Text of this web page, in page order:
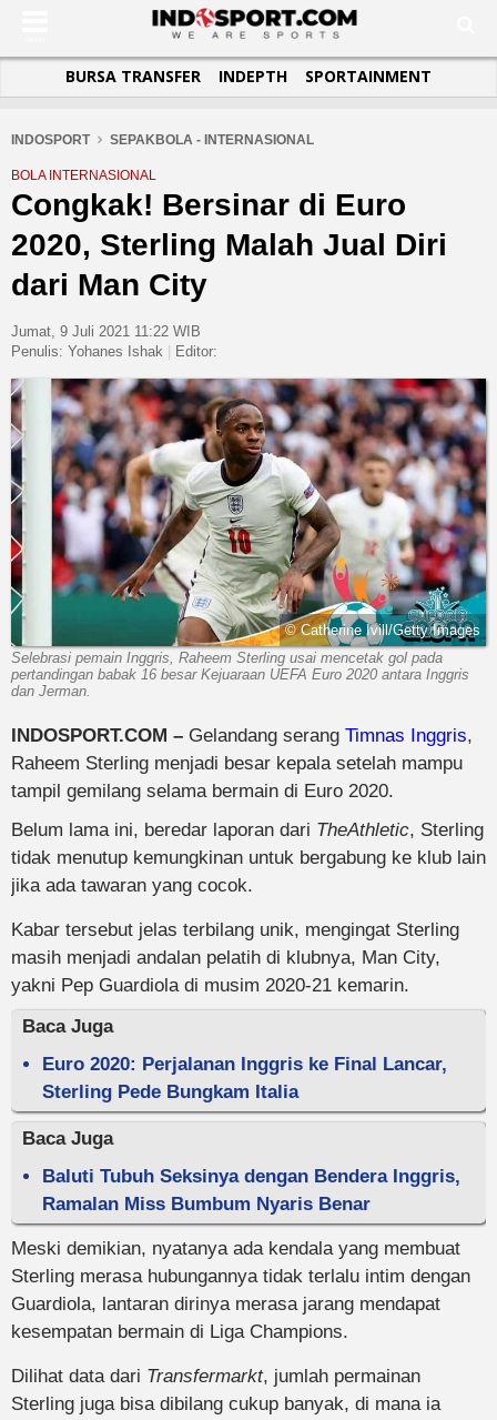
SEPAKBOLA
LIGA ITALIA
LIGA CHAMPIONS
LIGA EROPA
LIGA INGGRIS
SPORTAINMENT
OTOMOTIF
OTOMANIA
BASKET
OLIMPIK
JADWAL
TOPIK HARI INI
INFOGRAFIS
GALERI FOTO
TEMPAT OLAHRAGA
INSTASPORT
PASUKAN SEHAT
KOMUNITAS SEHAT
BURSA TRANSFER INDEPTH SPORTAINMENT
INDOSPORT SEPAKBOLA - INTERNASIONAL
BOLA INTERNASIONAL
Congkak! Bersinar di Euro
2020, Sterling Malah Jual Diri
dari Man City
Jumat, 9 Juli 2021 11:22 WIB
Penulis: Yohanes Ishak Editor:
© Catherine Ivill/Getty Images
Selebrasi pemain Inggris, Raheem Sterling usai mencetak gol pada
pertandingan babak 16 besar Kejuaraan UEFA Euro 2020 antara Inggris
dan Jerman.
INDOSPORT.COM – Gelandang serang Timnas Inggris,
Raheem Sterling menjadi besar kepala setelah mampu
tampil gemilang selama bermain di Euro 2020.
Belum lama ini, beredar laporan dari TheAthletic, Sterling
tidak menutup kemungkinan untuk bergabung ke klub lain
jika ada tawaran yang cocok.
Kabar tersebut jelas terbilang unik, mengingat Sterling
masih menjadi andalan pelatih di klubnya, Man City,
yakni Pep Guardiola di musim 2020-21 kemarin.
Baca Juga
Euro 2020: Perjalanan Inggris ke Final Lancar,
Sterling Pede Bungkam Italia
Baca Juga
Baluti Tubuh Seksinya dengan Bendera Inggris,
Ramalan Miss Bumbum Nyaris Benar
Meski demikian, nyatanya ada kendala yang membuat
Sterling merasa hubungannya tidak terlalu intim dengan
Guardiola, lantaran dirinya merasa jarang mendapat
kesempatan bermain di Liga Champions.
Dilihat data dari Transfermarkt, jumlah permainan
Sterling juga bisa dibilang cukup banyak, di mana ia